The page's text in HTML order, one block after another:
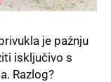
je pažnju
isključivo s
Razlog?